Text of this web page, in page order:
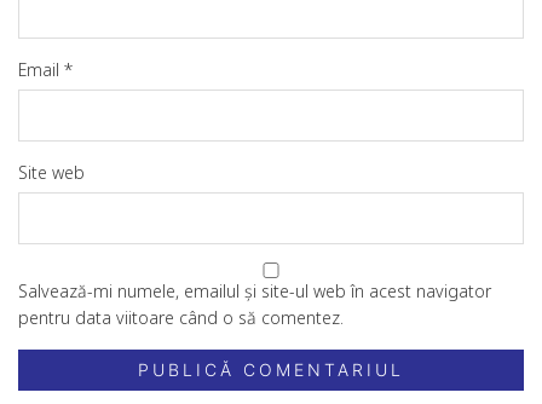
Email *
Site web
Salvează-mi numele, emailul și site-ul web în acest navigator
pentru data viitoare când o să comentez.